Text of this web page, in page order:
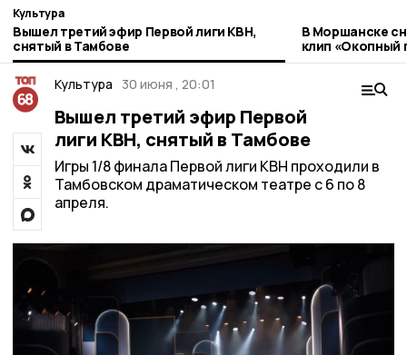
Культура
Вышел третий эфир Первой лиги КВН,
снятый в Тамбове
В Моршанске
клип «Окопный
священников
Культура
30 июня , 20:01
Вышел третий эфир Первой
лиги КВН, снятый в Тамбове
Игры 1/8 финала Первой лиги КВН проходили в
Тамбовском драматическом театре с 6 по 8
апреля.